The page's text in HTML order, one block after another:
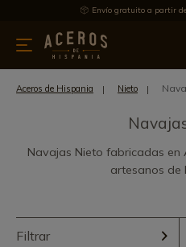
Envío gratuito a partir
menaje Ofertas Ultimas
Aceros de Hispania Nieto
Navajas Nieto fabricadas en
artesanos de
Filtrar